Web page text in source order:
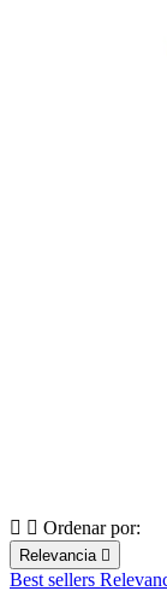
  Ordenar por:
Relevancia 
Best sellers